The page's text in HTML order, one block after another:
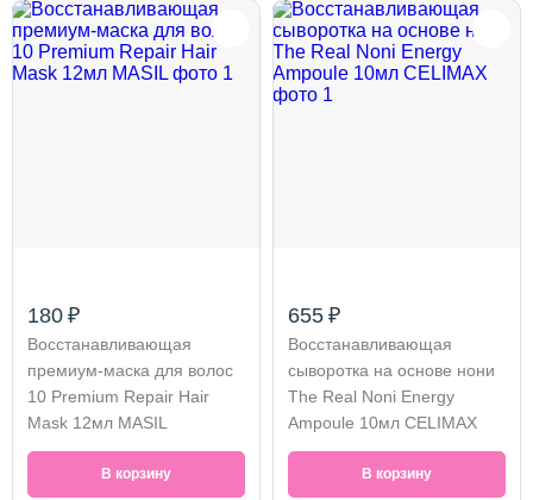
180 ₽
Восстанавливающая
премиум-маска для волос
10 Premium Repair Hair
Mask 12мл MASIL
В корзину
655 ₽
Восстанавливающая
сыворотка на основе нони
The Real Noni Energy
Ampoule 10мл CELIMAX
В корзину